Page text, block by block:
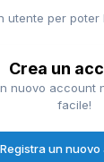
utente per
Crea un
nuovo account
facile!
Registra un